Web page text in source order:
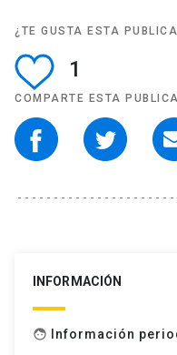
¿TE GUSTA ESTA
1
COMPARTE ESTA
INFORMACIÓN
face Información